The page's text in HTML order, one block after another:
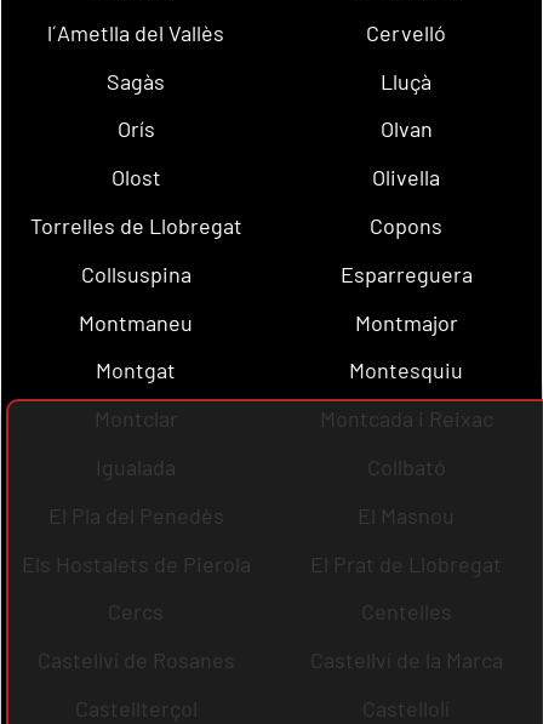
l´Ametlla del Vallès
Cervelló
Sagàs
Lluçà
Orís
Olvan
Olost
Olivella
Torrelles de Llobregat
Copons
Collsuspina
Esparreguera
Montmaneu
Montmajor
Montgat
Montesquiu
Montclar
Montcada i Reixac
Igualada
Collbató
El Pla del Penedès
El Masnou
Els Hostalets de Pierola
El Prat de Llobregat
Cercs
Centelles
Castellví de Rosanes
Castellví de la Marca
Castellterçol
Castellolí